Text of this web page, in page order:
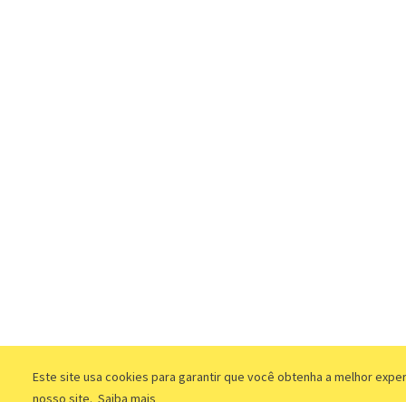
Este site usa cookies para garantir que você obtenha a melhor
nosso site. Saiba mais